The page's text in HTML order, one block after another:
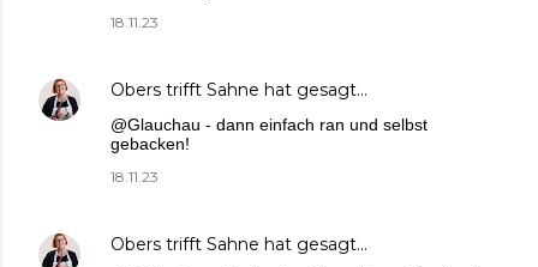
18.11.23
Obers trifft Sahne hat gesagt…
@Glauchau - dann einfach ran und selbst
gebacken!
18.11.23
Obers trifft Sahne hat gesagt…